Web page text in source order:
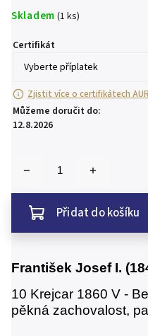
Skladem (1 ks)
Certifikát
Zjistit více o certifikátech
Můžeme doručit do:
12.8.2026
Přidat do košíku
František Josef I.
10 Krejcar 1860 V -
pěkná zachovalost,